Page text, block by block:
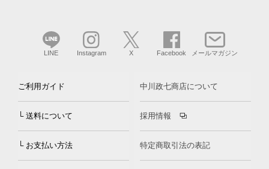
LINE Instagram X Facebook メールマガジン
ご利用ガイド
└ 送料について
└ お支払い方法
中川政七商店について
採用情報
特定商取引法の表記